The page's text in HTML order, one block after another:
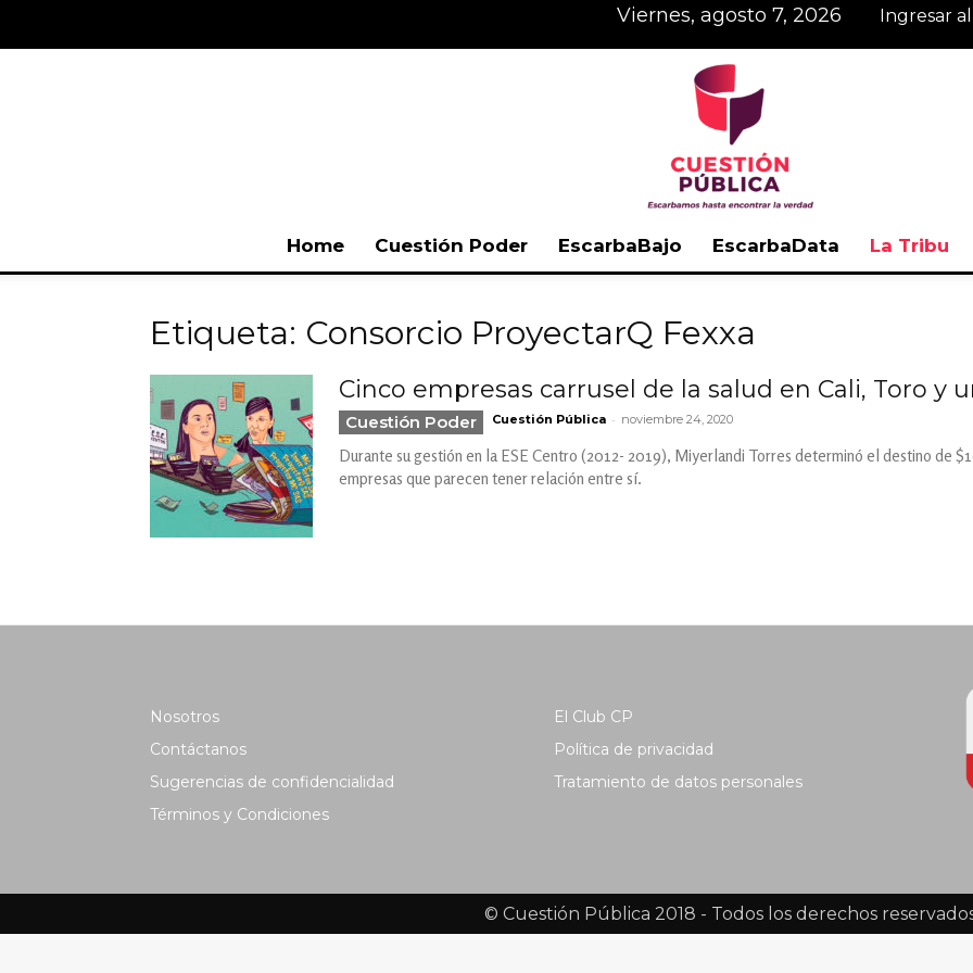
viernes, agosto 7, 2026 Ingresar
Home Cuestión Poder EscarbaBajo EscarbaData La Tribu
Etiqueta: Consorcio ProyectarQ Fexxa
Cinco empresas carrusel de la salud en Cali, Toro y
Cuestión Poder Cuestión Pública - noviembre 24, 2020
Durante su gestión en la ESE Centro (2012- 2019), Miyerlandi Torres determinó el destino de
empresas que parecen tener relación entre sí.
Nosotros
Contáctanos
Sugerencias de confidencialidad
Términos y Condiciones
El Club CP
Política de privacidad
Tratamiento de datos personales
© Cuestión Pública 2018 - Todos los derechos